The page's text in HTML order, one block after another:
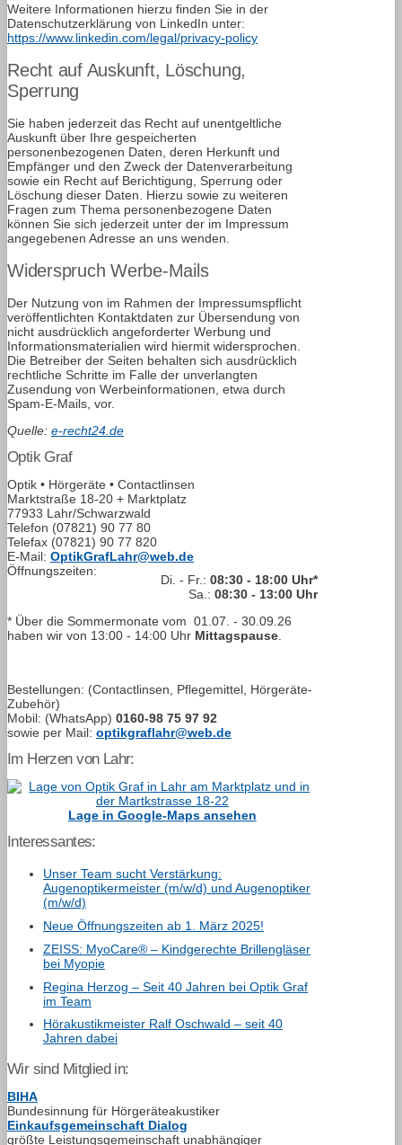
Weitere Informationen hierzu finden Sie in der
Datenschutzerklärung von LinkedIn unter:
https://www.linkedin.com/legal/privacy-policy
Recht auf Auskunft, Löschung,
Sperrung
Sie haben jederzeit das Recht auf unentgeltliche
Auskunft über Ihre gespeicherten
personenbezogenen Daten, deren Herkunft und
Empfänger und den Zweck der Datenverarbeitung
sowie ein Recht auf Berichtigung, Sperrung oder
Löschung dieser Daten. Hierzu sowie zu weiteren
Fragen zum Thema personenbezogene Daten
können Sie sich jederzeit unter der im Impressum
angegebenen Adresse an uns wenden.
Widerspruch Werbe-Mails
Der Nutzung von im Rahmen der Impressumspflicht
veröffentlichten Kontaktdaten zur Übersendung von
nicht ausdrücklich angeforderter Werbung und
Informationsmaterialien wird hiermit widersprochen.
Die Betreiber der Seiten behalten sich ausdrücklich
rechtliche Schritte im Falle der unverlangten
Zusendung von Werbeinformationen, etwa durch
Spam-E-Mails, vor.
Quelle: e-recht24.de
Optik Graf
Optik • Hörgeräte • Contactlinsen
Marktstraße 18-20 + Marktplatz
77933 Lahr/Schwarzwald
Telefon (07821) 90 77 80
Telefax (07821) 90 77 820
E-Mail: OptikGrafLahr@web.de
Öffnungszeiten:
Di. - Fr.: 08:30 - 18:00 Uhr*
Sa.: 08:30 - 13:00 Uhr
* Über die Sommermonate vom 01.07. - 30.09.26
haben wir von 13:00 - 14:00 Uhr Mittagspause.
Bestellungen: (Contactlinsen, Pflegemittel, Hörgeräte-
Zubehör)
Mobil: (WhatsApp) 0160-98 75 97 92
sowie per Mail: optikgraflahr@web.de
Im Herzen von Lahr:
Lage in Google-Maps ansehen
Interessantes:
Unser Team sucht Verstärkung:
Augenoptikermeister (m/w/d) und Augenoptiker
(m/w/d)
Neue Öffnungszeiten ab 1. März 2025!
ZEISS: MyoCare® – Kindgerechte Brillengläser
bei Myopie
Regina Herzog – Seit 40 Jahren bei Optik Graf
im Team
Hörakustikmeister Ralf Oschwald – seit 40
Jahren dabei
Wir sind Mitglied in:
BIHA
Bundesinnung für Hörgeräteakustiker
Einkaufsgemeinschaft Dialog
größte Leistungsgemeinschaft unabhängiger